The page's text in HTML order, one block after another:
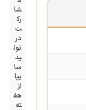
شا
رک
ت
در
تول
ید
سا
یپا
از
هف
ته